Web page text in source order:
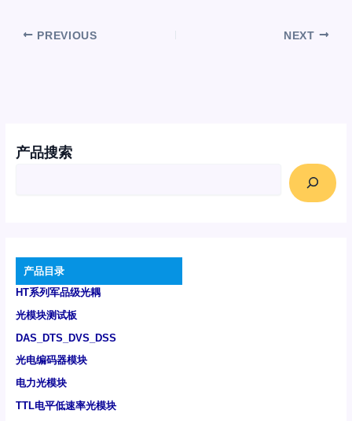
产品搜索
产品目录
HT系列军品级光耦
光模块测试板
DAS_DTS_DVS_DSS
光电编码器模块
电力光模块
TTL电平低速率光模块
PREVIOUS NEXT